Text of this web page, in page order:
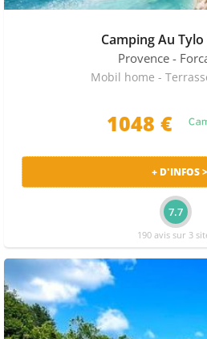
Camping Au Tylo
Provence -
Mobil home -
1048 €
+ D'INFOS >
7.7
190 avis sur 3